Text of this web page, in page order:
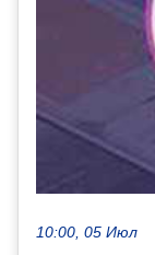
10:00, 05 Июл